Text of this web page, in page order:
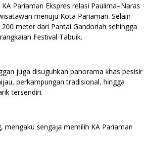
Pariaman Ekspres relasi Paulima–Naras
menuju Kota Pariaman. Selain
meter dari Pantai Gandoriah sehingga
Festival Tabuik.
juga disuguhkan panorama khas pesisir
perkampungan tradisional, hingga
tersendiri.
mengaku sengaja memilih KA Pariaman